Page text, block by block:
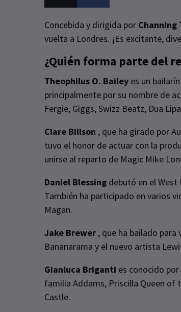
Concebida y dirigida por Channing
vuelta a Londres. ¡Es excitante,
¿Quién forma parte del
Theophilus O. Bailey es un
principalmente por su nombre de
Fergie, Giggs, Swizz Beatz, Dua
Clare Billson , que ha girado por
tuvo el honor de actuar con la
unirse al reparto de Magic Mike
Daniel Blessing debutó en el West
También ha participado en varios
Magan.
Jake Brewer , que ha bailado
Bananarama y el nuevo artista
Gianluca Briganti es conocido
familia Addams, Priscilla Queen of
Castle.